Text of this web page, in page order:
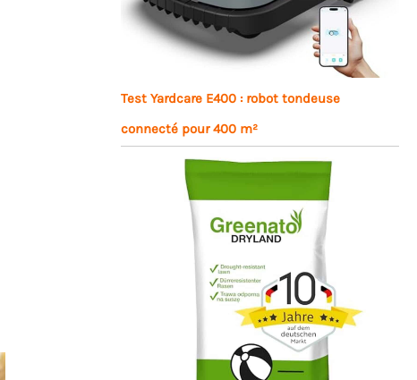
Test Yardcare E400 : robot tondeuse
connecté pour 400 m²